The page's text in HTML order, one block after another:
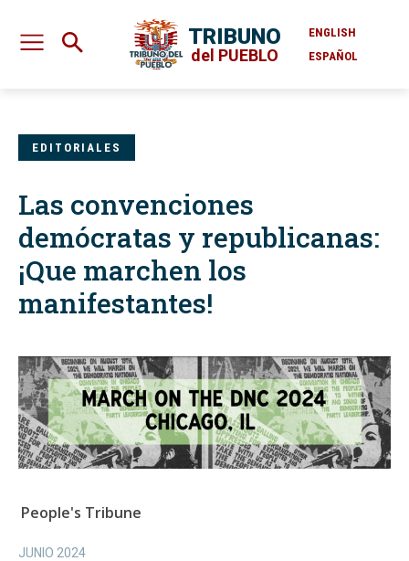
TRIBUNO
del PUEBLO
ENGLISH
ESPAÑOL
EDITORIALES
Las convenciones
demócratas y republicanas:
¡Que marchen los
manifestantes!
People's Tribune
JUNIO 2024